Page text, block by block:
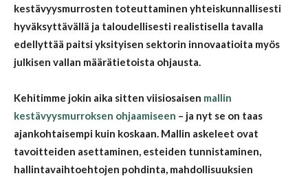
kestävyysmurrosten toteuttaminen yhteiskunnallisesti
hyväksyttävällä ja taloudellisesti realistisella tavalla
edellyttää paitsi yksityisen sektorin innovaatioita myös
julkisen vallan määrätietoista ohjausta.
Kehitimme jokin aika sitten viisiosaisen mallin
kestävyysmurroksen ohjaamiseen – ja nyt se on taas
ajankohtaisempi kuin koskaan. Mallin askeleet ovat
tavoitteiden asettaminen, esteiden tunnistaminen,
hallintavaihtoehtojen pohdinta, mahdollisuuksien